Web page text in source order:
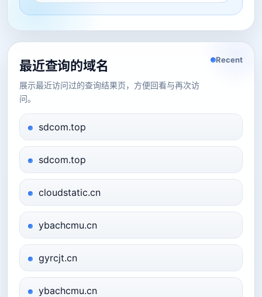
最近查询的域名
展示最近访问过的查询结果页，方便回看与再次访
问。
Recent
sdcom.top
sdcom.top
cloudstatic.cn
ybachcmu.cn
gyrcjt.cn
ybachcmu.cn